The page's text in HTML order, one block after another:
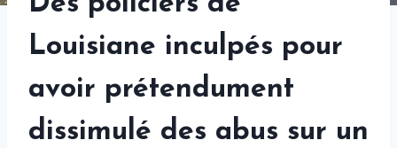
Louisiane inculpés pour
avoir prétendument
dissimulé des abus sur un